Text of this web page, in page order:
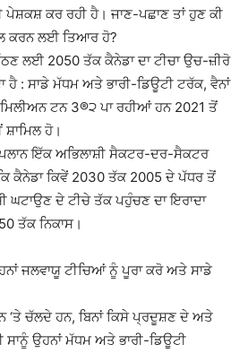
ਕਰ ਰਹੀ ਹੈ। ਜਾਣ-ਪਛਾਣ ਤਾਂ ਹੁਣ ਕੀ
ਕਰਨ ਲਈ ਤਿਆਰ ਹੋ?
ਲਈ 2050 ਤੱਕ ਕੈਨੇਡਾ ਦਾ ਟੀਚਾ ਉਚ-ਜ਼ੀਰੋ
ਹੈ : ਸਾਡੇ ਮੱਧਮ ਅਤੇ ਭਾਰੀ-ਡਿਊਟੀ ਟਰੱਕ, ਵੈਨਾਂ
ਟਨ 3®੨ ਪਾ ਰਹੀਆਂ ਹਨ 2021 ਤੋਂ
ਹੋ।
ਇੱਕ ਅਭਿਲਾਸ਼ੀ ਸੈਕਟਰ-ਦਰ-ਸੈਕਟਰ
ਕੈਨੇਡਾ ਕਿਵੇਂ 2030 ਤੱਕ 2005 ਦੇ ਪੱਧਰ ਤੋਂ
ਘਟਾਉਣ ਦੇ ਟੀਚੇ ਤੱਕ ਪਹੁੰਚਣ ਦਾ ਇਰਾਦਾ
ਤੱਕ ਨਿਕਾਸ।
ਜਲਵਾਯੂ ਟੀਚਿਆਂ ਨੂੰ ਪੂਰਾ ਕਰੋ ਅਤੇ ਸਾਡੇ
‘ਤੇ ਚੱਲਦੇ ਹਨ, ਬਿਨਾਂ ਕਿਸੇ ਪ੍ਰਦੂਸ਼ਣ ਦੇ ਅਤੇ
ਸਾਨੂੰ ਉਹਨਾਂ ਮੱਧਮ ਅਤੇ ਭਾਰੀ-ਡਿਊਟੀ